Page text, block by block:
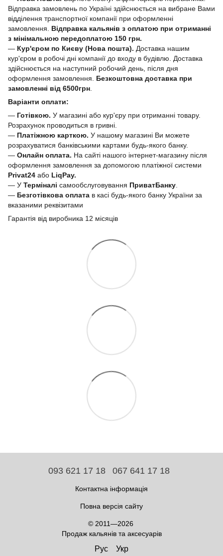
Відправка замовлень по Україні здійснюється на вибране Вами
відділення транспортної компанії при оформленні
замовлення. Відправка кальянів з оплатою при отриманні
з мінімальною передоплатою 150 грн.
— Кур'єром по Києву (Нова пошта). Доставка нашим
кур'єром в робочі дні компанії до входу в будівлю. Доставка
здійснюється на наступний робочий день, після дня
оформлення замовлення.
Безкоштовна доставка при
замовленні від 6500грн
Варіанти оплати:
— Готівкою. У магазині або кур'єру при отриманні товару.
Розрахунок проводиться в гривні.
— Платіжною карткою. У нашому магазині Ви можете
розрахуватися банківськими картами будь-якого банку.
— Онлайн оплата. На сайті нашого інтернет-магазину після
оформлення замовлення за допомогою платіжної системи
Privat24 або LiqPay.
— У Терміналі самообслуговування ПриватБанку
— Безготівкова оплата в касі будь-якого банку України за
вказаними реквізитами
Гарантія від виробника 12 місяців
093 621 17 18 067 641 17 18
Контактна інформація
Повна версія сайту
© 2011—2026
Продаж кальянів та аксесуарів
Рус Укр